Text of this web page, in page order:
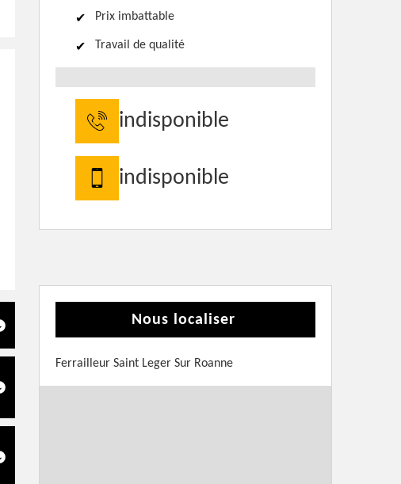
Prix imbattable
Travail de qualité
indisponible
indisponible
Nous localiser
Ferrailleur Saint Leger Sur Roanne